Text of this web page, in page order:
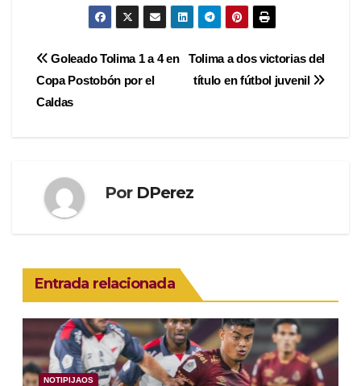
Navegación
de
Tolima a dos victorias del
título en fútbol juvenil
Goleado Tolima 1 a 4 en
Copa Postobón por el
Caldas
Por DPerez
Entrada relacionada
NOTIPIJAOS